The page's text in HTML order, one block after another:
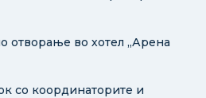
отворање во хотел „Арена
со координаторите и